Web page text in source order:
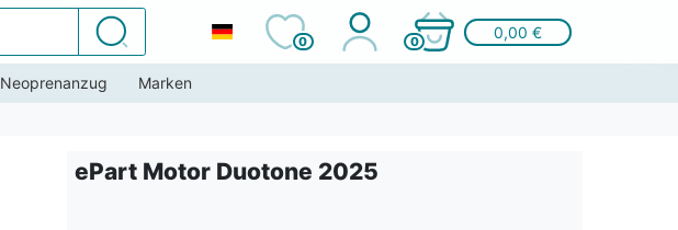
Suchen
0 0
0,00 €
Neoprenanzug Marken
ePart Motor Duotone 2025